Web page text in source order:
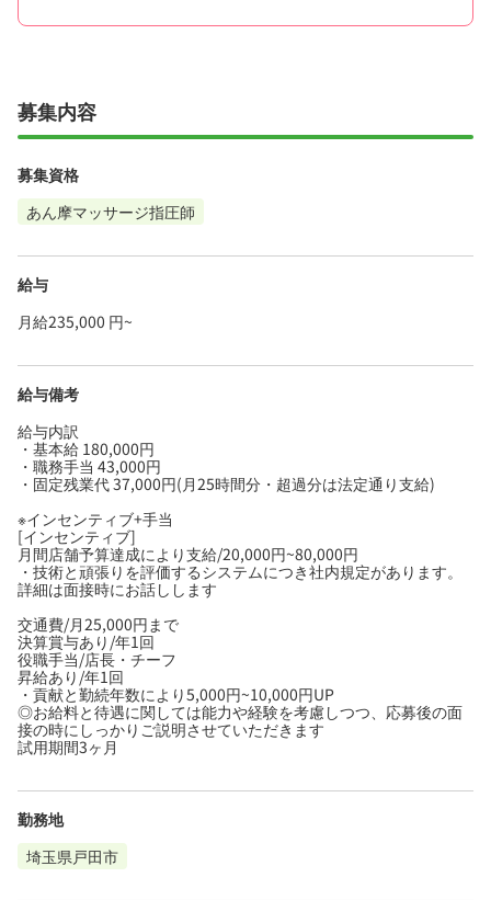
募集内容
募集資格
あん摩マッサージ指圧師
給与
月給235,000 円~
給与備考
給与内訳
・基本給 180,000円
・職務手当 43,000円
・固定残業代 37,000円(月25時間分・超過分は法定通り支給)
※インセンティブ+手当
[インセンティブ]
月間店舗予算達成により支給/20,000円~80,000円
・技術と頑張りを評価するシステムにつき社内規定があります。
詳細は面接時にお話しします
交通費/月25,000円まで
決算賞与あり/年1回
役職手当/店長・チーフ
昇給あり/年1回
・貢献と勤続年数により5,000円~10,000円UP
◎お給料と待遇に関しては能力や経験を考慮しつつ、応募後の面
接の時にしっかりご説明させていただきます
試用期間3ヶ月
勤務地
埼玉県戸田市